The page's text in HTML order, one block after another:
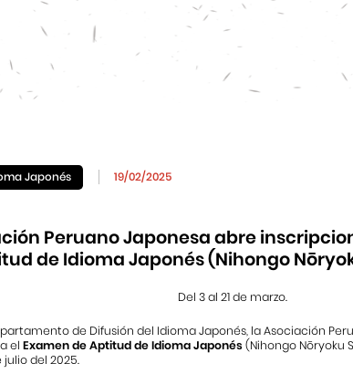
Japonés 19/02/2025
Peruano Japonesa abre
de Idioma Japonés (Nihongo
Del 3 al 21 de marzo.
de Difusión del Idioma Japonés, la Asociación
el Examen de Aptitud de Idioma Japonés(Nihongo Nōryoku
del 2025.